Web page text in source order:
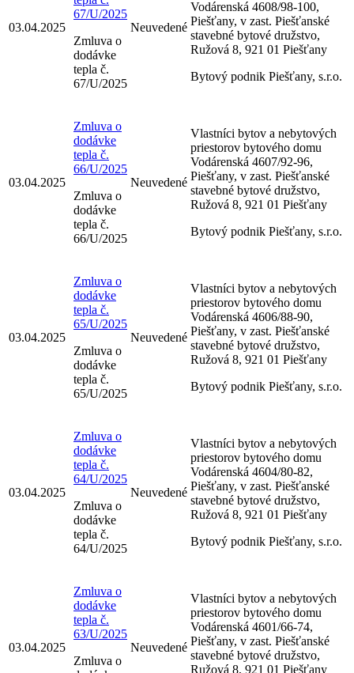
03.04.2025
67/U/2025
Zmluva o
dodávke
tepla č.
67/U/2025
Neuvedené
Vodárenská 4608/98-100,
Piešťany, v zast. Piešťanské
stavebné bytové družstvo,
Ružová 8, 921 01 Piešťany
Bytový podnik Piešťany, s.r.o.
03.04.2025
Zmluva o
dodávke
tepla č.
66/U/2025
Zmluva o
dodávke
tepla č.
66/U/2025
Neuvedené
Vlastníci bytov a nebytových
priestorov bytového domu
Vodárenská 4607/92-96,
Piešťany, v zast. Piešťanské
stavebné bytové družstvo,
Ružová 8, 921 01 Piešťany
Bytový podnik Piešťany, s.r.o.
03.04.2025
Zmluva o
dodávke
tepla č.
65/U/2025
Zmluva o
dodávke
tepla č.
65/U/2025
Neuvedené
Vlastníci bytov a nebytových
priestorov bytového domu
Vodárenská 4606/88-90,
Piešťany, v zast. Piešťanské
stavebné bytové družstvo,
Ružová 8, 921 01 Piešťany
Bytový podnik Piešťany, s.r.o.
03.04.2025
Zmluva o
dodávke
tepla č.
64/U/2025
Zmluva o
dodávke
tepla č.
64/U/2025
Neuvedené
Vlastníci bytov a nebytových
priestorov bytového domu
Vodárenská 4604/80-82,
Piešťany, v zast. Piešťanské
stavebné bytové družstvo,
Ružová 8, 921 01 Piešťany
Bytový podnik Piešťany, s.r.o.
03.04.2025
Zmluva o
dodávke
tepla č.
63/U/2025
Zmluva o
Neuvedené
Vlastníci bytov a nebytových
priestorov bytového domu
Vodárenská 4601/66-74,
Piešťany, v zast. Piešťanské
stavebné bytové družstvo,
Ružová 8, 921 01 Piešťany